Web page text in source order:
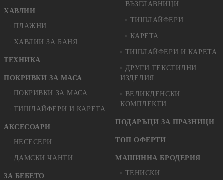
ХАВЛИИ
ПЛАЖНИ
ХАВЛИИ ЗА БАНЯ
ТЕХНИКА
ПОКРИВКИ ЗА МАСА
ПОКРИВКИ ЗА МАСА
ТИШЛАЙФЕРИ И КАРЕТА
АКСЕСОАРИ
НЕСЕСЕРИ
ДАМСКИ ЧАНТИ
ЗА БЕБЕТО
ВЪЗГЛАВНИЦИ
ТИШЛАЙФЕРИ
КАРЕТА
ТИШЛАЙФЕРИ И КАРЕТА
ДРУГИ ТЕКСТИЛНИ
ИЗДЕЛИЯ
ВЕЛИКДЕНСКИ
КОМПЛЕКТИ
ПОДАРЪЦИ ЗА ПРАЗНИЦИ
ТОП ОФЕРТИ
МАШИННА БРОДЕРИЯ
ТЕНИСКИ